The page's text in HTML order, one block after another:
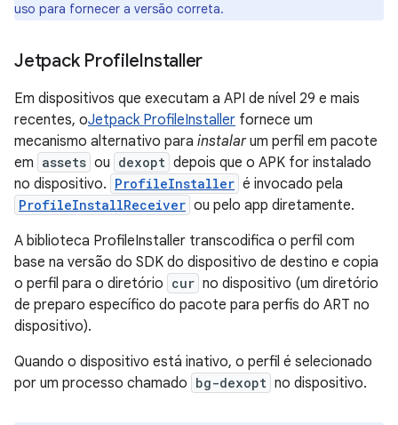
uso para fornecer a versão correta.
Jetpack ProfileInstaller
Em dispositivos que executam a API de nível 29 e mais
recentes, oJetpack ProfileInstaller fornece um
mecanismo alternativo para instalarum perfil em pacote
em assets ou dexopt depois que o APK for instalado
no dispositivo. ProfileInstaller é invocado pela
ProfileInstallReceiver ou pelo app diretamente.
A biblioteca ProfileInstaller transcodifica o perfil com
base na versão do SDK do dispositivo de destino e copia
o perfil para o diretório cur no dispositivo (um diretório
de preparo específico do pacote para perfis do ART no
dispositivo).
Quando o dispositivo está inativo, o perfil é selecionado
por um processo chamado bg-dexopt no dispositivo.